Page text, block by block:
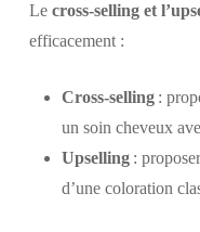
Le cross-selling et
efficacement :
Cross-selling:
un soin cheveux
Upselling:
d’une coloration